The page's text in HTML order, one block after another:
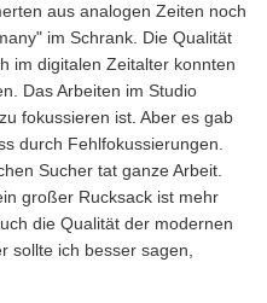
aus analogen Zeiten noch
im Schrank. Die Qualität
im digitalen Zeitalter konnten
Das Arbeiten im Studio
fokussieren ist. Aber es gab
durch Fehlfokussierungen.
Sucher tat ganze Arbeit.
großer Rucksack ist mehr
die Qualität der modernen
sollte ich besser sagen,